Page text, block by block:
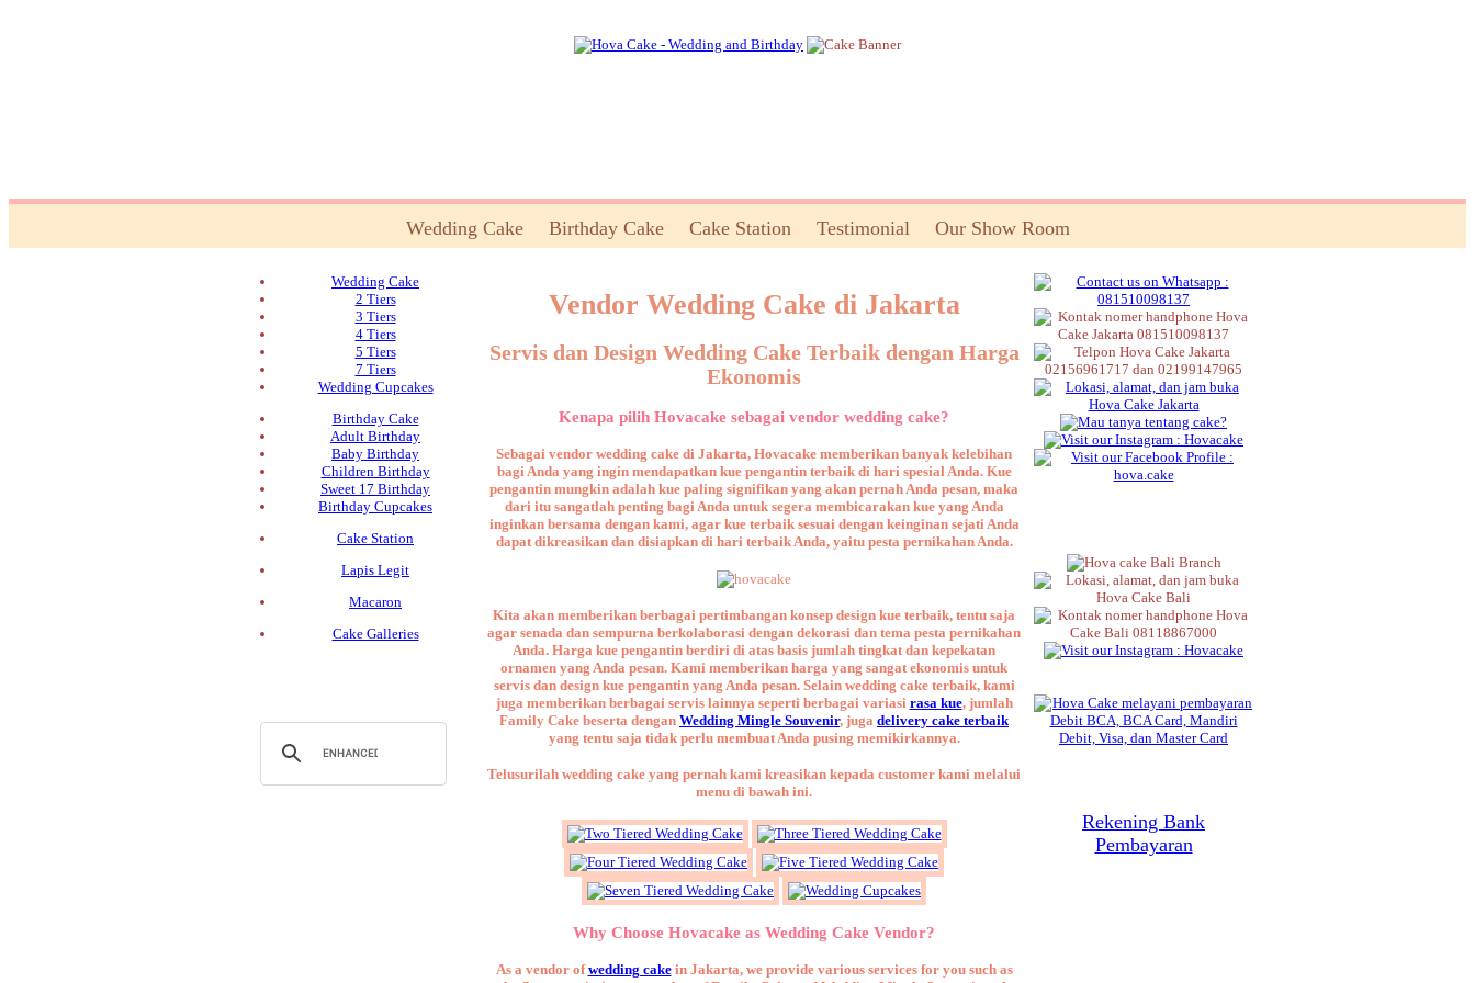
Wedding Cake Birthday Cake Cake Station Testimonial Our Show Room
Wedding Cake
2 Tiers
3 Tiers
4 Tiers
5 Tiers
7 Tiers
Wedding Cupcakes
Birthday Cake
Adult Birthday
Baby Birthday
Children Birthday
Sweet 17 Birthday
Birthday Cupcakes
Cake Station
Lapis Legit
Macaron
Cake Galleries
Vendor Wedding Cake di Jakarta
Servis dan Design Wedding Cake Terbaik dengan Harga
Ekonomis
Kenapa pilih Hovacake sebagai vendor wedding cake?
Sebagai vendor wedding cake di Jakarta, Hovacake memberikan banyak kelebihan
bagi Anda yang ingin mendapatkan kue pengantin terbaik di hari spesial Anda. Kue
pengantin mungkin adalah kue paling signifikan yang akan pernah Anda pesan, maka
dari itu sangatlah penting bagi Anda untuk segera membicarakan kue yang Anda
inginkan bersama dengan kami, agar kue terbaik sesuai dengan keinginan sejati Anda
dapat dikreasikan dan disiapkan di hari terbaik Anda, yaitu pesta pernikahan Anda.
Kita akan memberikan berbagai pertimbangan konsep design kue terbaik, tentu saja
agar senada dan sempurna berkolaborasi dengan dekorasi dan tema pesta pernikahan
Anda. Harga kue pengantin berdiri di atas basis jumlah tingkat dan kepekatan
ornamen yang Anda pesan. Kami memberikan harga yang sangat ekonomis untuk
servis dan design kue pengantin yang Anda pesan. Selain wedding cake terbaik, kami
juga memberikan berbagai servis lainnya seperti berbagai variasi rasa kue, jumlah
Family Cake beserta dengan Wedding Mingle Souvenir, juga delivery cake terbaik
yang tentu saja tidak perlu membuat Anda pusing memikirkannya.
Telusurilah wedding cake yang pernah kami kreasikan kepada customer kami melalui
menu di bawah ini.
Why Choose Hovacake as Wedding Cake Vendor?
As a vendor ofwedding cakein Jakarta, we provide various services for you such as
Rekening Bank
Pembayaran